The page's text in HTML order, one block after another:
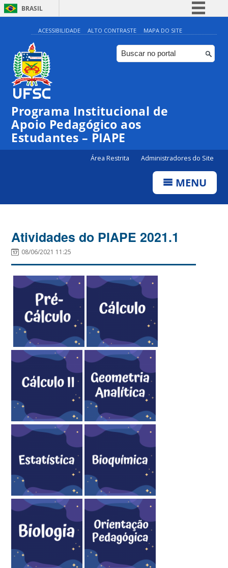
BRASIL
Simplifique!
Comunica BR
Participe
Canais
ACESSIBILIDADE ALTO CONTRASTE MAPA DO SITE
Programa Institucional de
Apoio Pedagógico aos
Estudantes – PIAPE
Área Restrita Administradores do Site
MENU
Atividades do PIAPE 2021.1
08/06/2021 11:25